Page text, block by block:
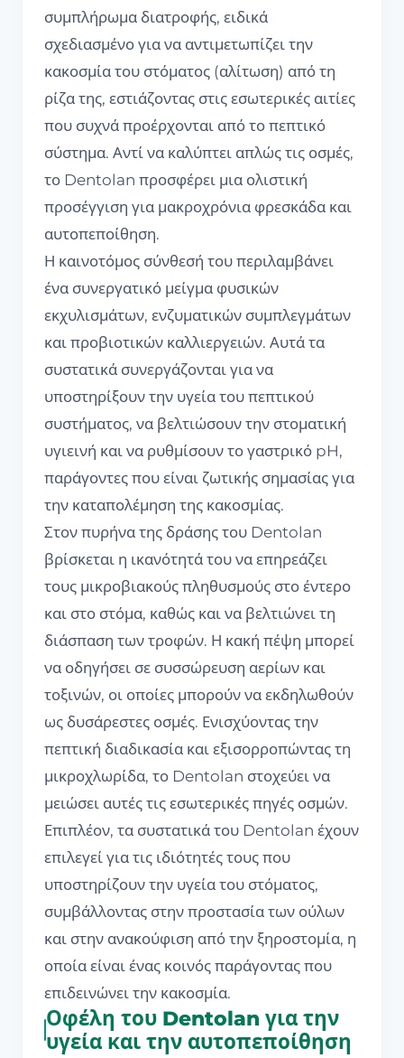
συμπλήρωμα διατροφής, ειδικά
σχεδιασμένο για να αντιμετωπίζει την
κακοσμία του στόματος (αλίτωση) από τη
ρίζα της, εστιάζοντας στις εσωτερικές αιτίες
που συχνά προέρχονται από το πεπτικό
σύστημα. Αντί να καλύπτει απλώς τις οσμές,
το Dentolan προσφέρει μια ολιστική
προσέγγιση για μακροχρόνια φρεσκάδα και
αυτοπεποίθηση.
Η καινοτόμος σύνθεσή του περιλαμβάνει
ένα συνεργατικό μείγμα φυσικών
εκχυλισμάτων, ενζυματικών συμπλεγμάτων
και προβιοτικών καλλιεργειών. Αυτά τα
συστατικά συνεργάζονται για να
υποστηρίξουν την υγεία του πεπτικού
συστήματος, να βελτιώσουν την στοματική
υγιεινή και να ρυθμίσουν το γαστρικό pH,
παράγοντες που είναι ζωτικής σημασίας για
την καταπολέμηση της κακοσμίας.
Στον πυρήνα της δράσης του Dentolan
βρίσκεται η ικανότητά του να επηρεάζει
τους μικροβιακούς πληθυσμούς στο έντερο
και στο στόμα, καθώς και να βελτιώνει τη
διάσπαση των τροφών. Η κακή πέψη μπορεί
να οδηγήσει σε συσσώρευση αερίων και
τοξινών, οι οποίες μπορούν να εκδηλωθούν
ως δυσάρεστες οσμές. Ενισχύοντας την
πεπτική διαδικασία και εξισορροπώντας τη
μικροχλωρίδα, το Dentolan στοχεύει να
μειώσει αυτές τις εσωτερικές πηγές οσμών.
Επιπλέον, τα συστατικά του Dentolan έχουν
επιλεγεί για τις ιδιότητές τους που
υποστηρίζουν την υγεία του στόματος,
συμβάλλοντας στην προστασία των ούλων
και στην ανακούφιση από την ξηροστομία, η
οποία είναι ένας κοινός παράγοντας που
επιδεινώνει την κακοσμία.
Οφέλη του Dentolan για την
υγεία και την αυτοπεποίθηση